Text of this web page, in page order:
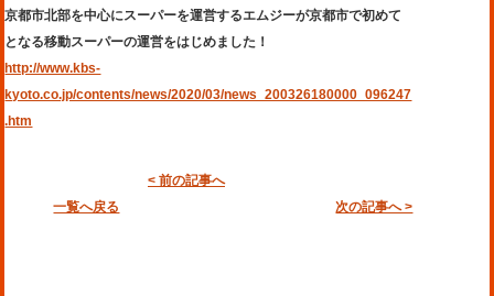
お問合せ 会社概要
京都市北部を中心にスーパーを運営するエムジーが京都市で初めて
となる移動スーパーの運営をはじめました！
http://www.kbs-
kyoto.co.jp/contents/news/2020/03/news_200326180000_096247
.htm
< 前の記事へ
一覧へ戻る
次の記事へ >